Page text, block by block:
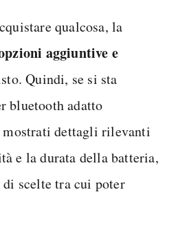
qualcosa, la
aggiuntive e
Quindi, se si sta
bluetooth adatto
mostrati dettagli rilevanti
e la durata della batteria,
scelte tra cui poter